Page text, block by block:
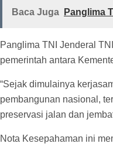
Baca Juga Panglima
Panglima TNI Jenderal
pemerintah antara
“Sejak dimulainya
pembangunan nasional,
preservasi jalan dan
Nota Kesepahaman ini